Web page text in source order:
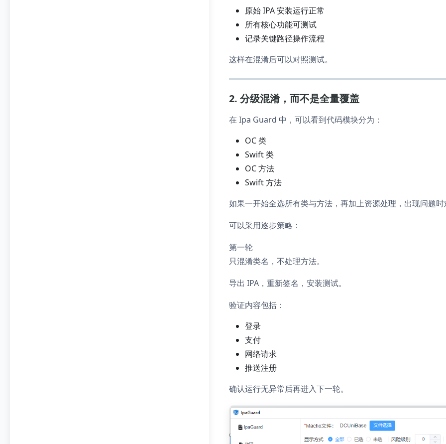
原始 IPA 安装运行正常
所有核心功能可测试
记录关键路径操作流程
这样在混淆后可以对照测试。
2. 分级混淆，而不是全量覆盖
在 Ipa Guard 中，可以看到代码模块分为：
OC 类
Swift 类
OC 方法
Swift 方法
如果一开始全选所有类与方法，再加上资源处理，出现问题
可以采用逐步策略：
第一轮
只混淆类名，不处理方法。
导出 IPA，重新签名，安装测试。
验证内容包括：
登录
支付
网络请求
推送注册
确认运行无异常后再进入下一轮。